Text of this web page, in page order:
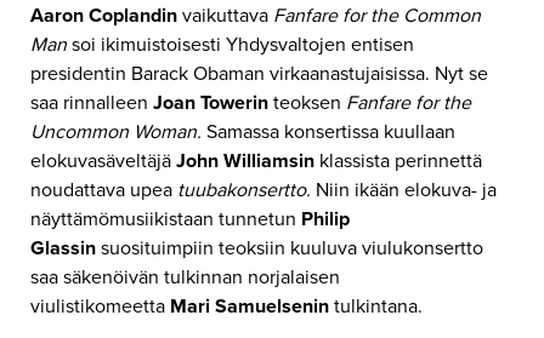
Aaron Coplandinvaikuttava Fanfare for the Common
Mansoi ikimuistoisesti Yhdysvaltojen entisen
presidentin Barack Obaman virkaanastujaisissa. Nyt se
saa rinnalleen Joan Towerinteoksen Fanfare for the
Uncommon Woman. Samassa konsertissa kuullaan
elokuvasäveltäjäJohn Williamsin klassista perinnettä
noudattava upea tuubakonsertto. Niin ikään elokuva- ja
näyttämömusiikistaan tunnetun Philip
Glassinsuosituimpiin teoksiin kuuluva viulukonsertto
saa säkenöivän tulkinnan norjalaisen
viulistikomeetta Mari Samuelsenintulkintana.